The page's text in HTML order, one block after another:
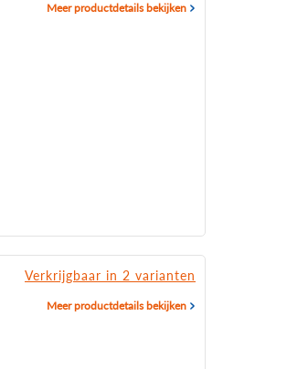
Meer productdetails bekijken
Verkrijgbaar in 2 varianten
Meer productdetails bekijken